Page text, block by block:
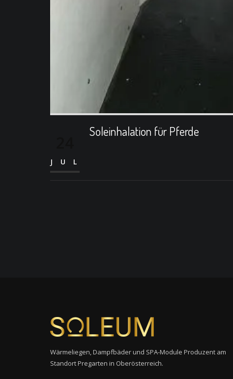
JUL
Soleinhalation für Pferde
Wärmeliegen, Dampfbäder und SPA-Module Produzent am
Standort Pregarten in Oberösterreich.